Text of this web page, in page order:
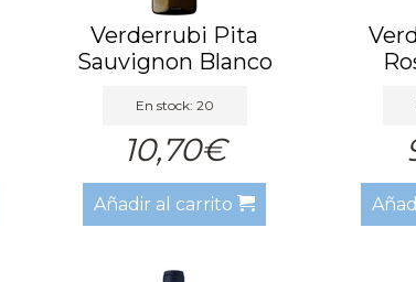
Verderrubi Pita
Sauvignon Blanco
En stock: 20
10,70€
Añadir al carrito